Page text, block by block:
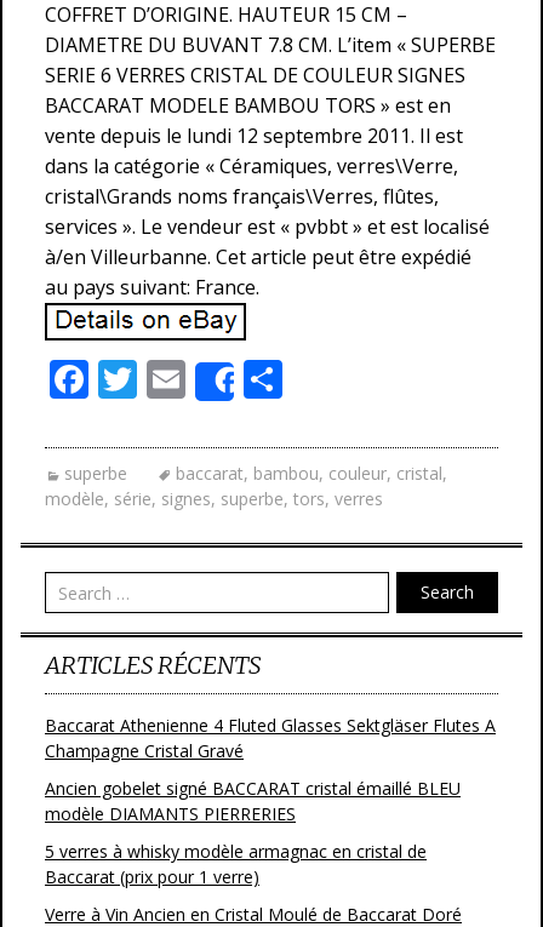
COFFRET D’ORIGINE. HAUTEUR 15 CM –
DIAMETRE DU BUVANT 7.8 CM. L’item « SUPERBE
SERIE 6 VERRES CRISTAL DE COULEUR SIGNES
BACCARAT MODELE BAMBOU TORS » est en
vente depuis le lundi 12 septembre 2011. Il est
dans la catégorie « Céramiques, verres\Verre,
cristal\Grands noms français\Verres, flûtes,
services ». Le vendeur est « pvbbt » et est localisé
à/en Villeurbanne. Cet article peut être expédié
au pays suivant: France.
F
e
b
o
o
k
T
itt
er
E
m
ai
l
Share
ta
g
er
superbe baccarat, bambou, couleur, cristal,
modèle, série, signes, superbe, tors, verres
Search
ARTICLES RÉCENTS
Baccarat Athenienne 4 Fluted Glasses Sektgläser Flutes A
Champagne Cristal Gravé
Ancien gobelet signé BACCARAT cristal émaillé BLEU
modèle DIAMANTS PIERRERIES
5 verres à whisky modèle armagnac en cristal de
Baccarat (prix pour 1 verre)
Verre à Vin Ancien en Cristal Moulé de Baccarat Doré